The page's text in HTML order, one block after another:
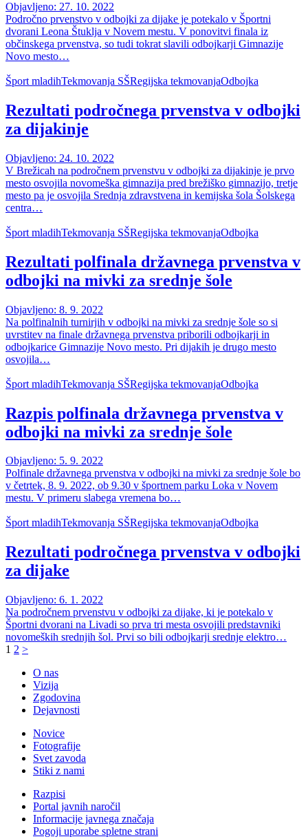
Objavljeno: 27. 10. 2022
Področno prvenstvo v odbojki za dijake je potekalo v Športni
dvorani Leona Štuklja v Novem mestu. V ponovitvi finala iz
občinskega prvenstva, so tudi tokrat slavili odbojkarji Gimnazije
Novo mesto…
Šport mladihTekmovanja SŠRegijska tekmovanjaOdbojka
Rezultati področnega prvenstva v odbojki
za dijakinje
Objavljeno: 24. 10. 2022
V Brežicah na področnem prvenstvu v odbojki za dijakinje je prvo
mesto osvojila novomeška gimnazija pred brežiško gimnazijo, tretje
mesto pa je osvojila Srednja zdravstvena in kemijska šola Šolskega
centra…
Šport mladihTekmovanja SŠRegijska tekmovanjaOdbojka
Rezultati polfinala državnega prvenstva v
odbojki na mivki za srednje šole
Objavljeno: 8. 9. 2022
Na polfinalnih turnirjih v odbojki na mivki za srednje šole so si
uvrstitev na finale državnega prvenstva priborili odbojkarji in
odbojkarice Gimnazije Novo mesto. Pri dijakih je drugo mesto
osvojila…
Šport mladihTekmovanja SŠRegijska tekmovanjaOdbojka
Razpis polfinala državnega prvenstva v
odbojki na mivki za srednje šole
Objavljeno: 5. 9. 2022
Polfinale državnega prvenstva v odbojki na mivki za srednje šole bo
v četrtek, 8. 9. 2022, ob 9.30 v športnem parku Loka v Novem
mestu. V primeru slabega vremena bo…
Šport mladihTekmovanja SŠRegijska tekmovanjaOdbojka
Rezultati področnega prvenstva v odbojki
za dijake
Objavljeno: 6. 1. 2022
Na področnem prvenstvu v odbojki za dijake, ki je potekalo v
Športni dvorani na Livadi so prva tri mesta osvojili predstavniki
novomeških srednjih šol. Prvi so bili odbojkarji srednje elektro…
1 2 >
O nas
Vizija
Zgodovina
Dejavnosti
Novice
Fotografije
Svet zavoda
Stiki z nami
Razpisi
Portal javnih naročil
Informacije javnega značaja
Pogoji uporabe spletne strani